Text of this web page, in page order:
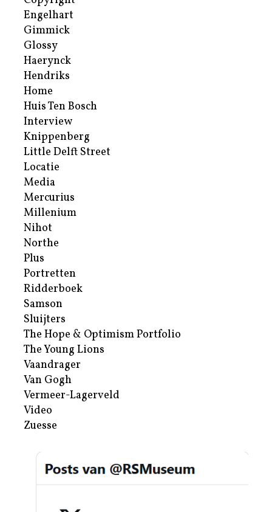
Engelhart
Gimmick
Glossy
Haerynck
Hendriks
Home
Huis Ten Bosch
Interview
Knippenberg
Little Delft Street
Locatie
Media
Mercurius
Millenium
Nihot
Northe
Plus
Portretten
Ridderboek
Samson
Sluijters
The Hope & Optimism Portfolio
The Young Lions
Vaandrager
Van Gogh
Vermeer-Lagerveld
Video
Zuesse